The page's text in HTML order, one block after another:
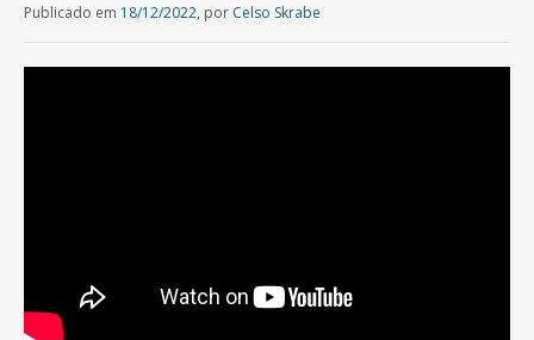
Publicado em 18/12/2022, por Celso Skrabe